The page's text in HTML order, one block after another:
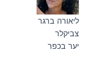
ליאורה ברגר
צביקלר
יער בכפר